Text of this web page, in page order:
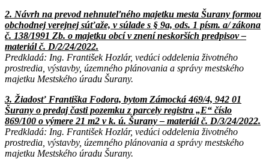
2. Návrh na prevod nehnuteľného majetku mesta Šurany formou
obchodnej verejnej súťaže, v súlade s § 9a, ods. 1 písm. a/ zákona
č. 138/1991 Zb. o majetku obcí v znení neskorších predpisov –
materiál č. D/2/24/2022.
Predkladá: Ing. František Hozlár, vedúci oddelenia životného
prostredia, výstavby, územného plánovania a správy mestského
majetku Mestského úradu Šurany.
3. Žiadosť Františka Fodora, bytom Zámocká 469/4, 942 01
Šurany o predaj časti pozemku z parcely registra „E“ číslo
869/100 o výmere 21 m2 v k. ú. Šurany – materiál č. D/3/24/2022.
Predkladá: Ing. František Hozlár, vedúci oddelenia životného
prostredia, výstavby, územného plánovania a správy mestského
majetku Mestského úradu Šurany.